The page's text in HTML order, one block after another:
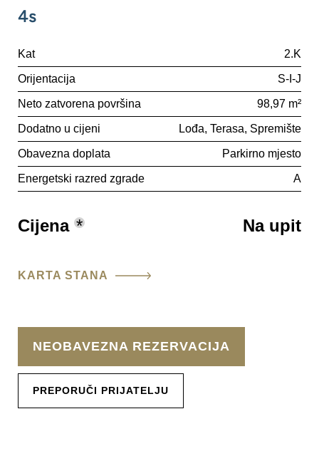
4s
Kat 2.K
Orijentacija S-I-J
Neto zatvorena površina 98,97 m²
Dodatno u cijeni Lođa Terasa Spremište
Obavezna doplata Parkirno mjesto
Energetski razred zgrade A
Cijena * Na upit
KARTA STANA
NEOBAVEZNA REZERVACIJA
PREPORUČI PRIJATELJU